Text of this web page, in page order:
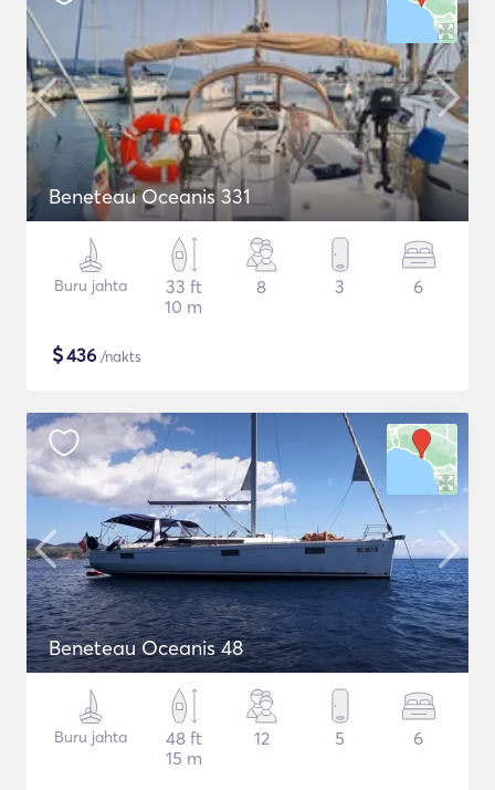
Beneteau Oceanis 331
Buru jahta
33 ft
10 m
8 3 6
$436 /nakts
Beneteau Oceanis 48
Buru jahta
48 ft
15 m
12 5 6